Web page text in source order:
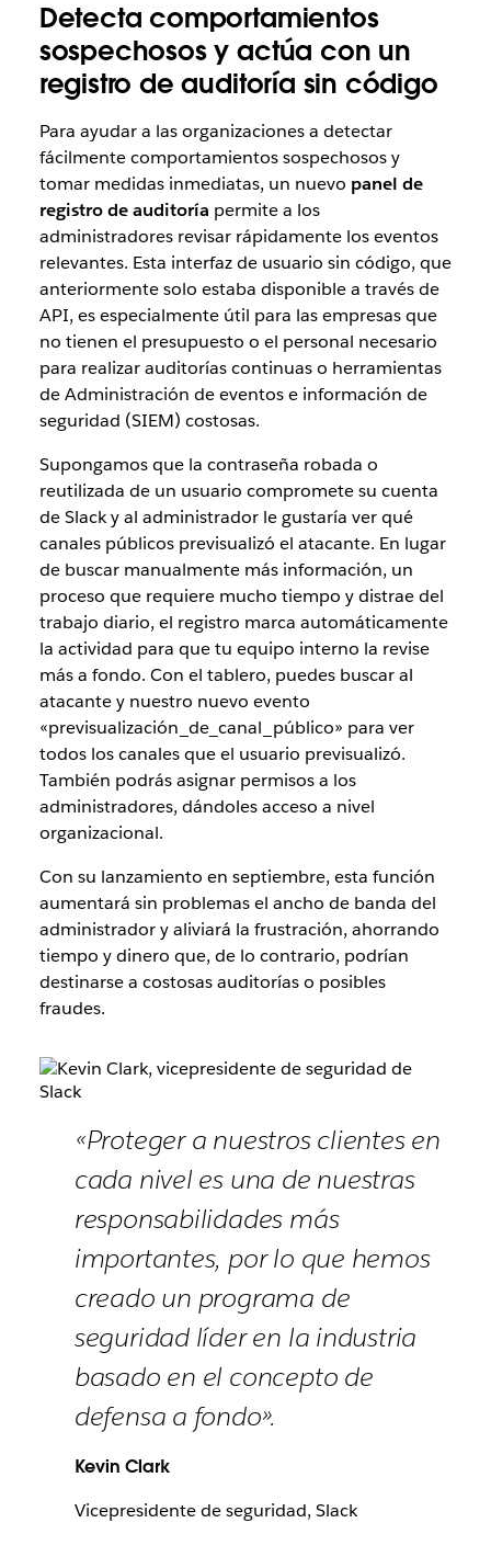
Detecta comportamientos
sospechosos y actúa con un
registro de auditoría sin código
Para ayudar a las organizaciones a detectar
fácilmente comportamientos sospechosos y
tomar medidas inmediatas, un nuevo panel de
registro de auditoría permite a los
administradores revisar rápidamente los eventos
relevantes. Esta interfaz de usuario sin código, que
anteriormente solo estaba disponible a través de
API, es especialmente útil para las empresas que
no tienen el presupuesto o el personal necesario
para realizar auditorías continuas o herramientas
de Administración de eventos e información de
seguridad (SIEM) costosas.
Supongamos que la contraseña robada o
reutilizada de un usuario compromete su cuenta
de Slack y al administrador le gustaría ver qué
canales públicos previsualizó el atacante. En lugar
de buscar manualmente más información, un
proceso que requiere mucho tiempo y distrae del
trabajo diario, el registro marca automáticamente
la actividad para que tu equipo interno la revise
más a fondo. Con el tablero, puedes buscar al
atacante y nuestro nuevo evento
«previsualización_de_canal_público» para ver
todos los canales que el usuario previsualizó.
También podrás asignar permisos a los
administradores, dándoles acceso a nivel
organizacional.
Con su lanzamiento en septiembre, esta función
aumentará sin problemas el ancho de banda del
administrador y aliviará la frustración, ahorrando
tiempo y dinero que, de lo contrario, podrían
destinarse a costosas auditorías o posibles
fraudes.
«Proteger a nuestros clientes en
cada nivel es una de nuestras
responsabilidades más
importantes, por lo que hemos
creado un programa de
seguridad líder en la industria
basado en el concepto de
defensa a fondo».
Kevin Clark
Vicepresidente de seguridad, Slack